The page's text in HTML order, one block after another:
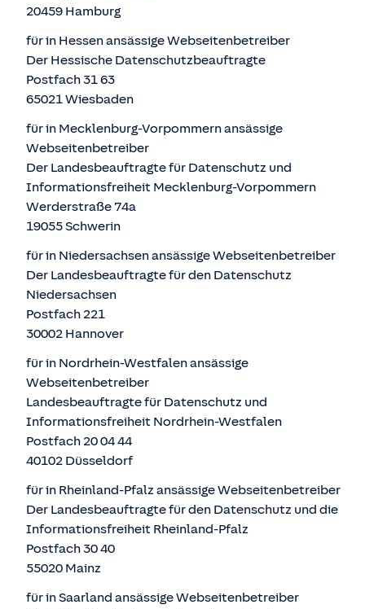
20459 Hamburg
für in Hessen ansässige Webseitenbetreiber
Der Hessische Datenschutzbeauftragte
Postfach 31 63
65021 Wiesbaden
für in Mecklenburg-Vorpommern ansässige
Webseitenbetreiber
Der Landesbeauftragte für Datenschutz und
Informationsfreiheit Mecklenburg-Vorpommern
Werderstraße 74a
19055 Schwerin
für in Niedersachsen ansässige Webseitenbetreiber
Der Landesbeauftragte für den Datenschutz
Niedersachsen
Postfach 221
30002 Hannover
für in Nordrhein-Westfalen ansässige
Webseitenbetreiber
Landesbeauftragte für Datenschutz und
Informationsfreiheit Nordrhein-Westfalen
Postfach 20 04 44
40102 Düsseldorf
für in Rheinland-Pfalz ansässige Webseitenbetreiber
Der Landesbeauftragte für den Datenschutz und die
Informationsfreiheit Rheinland-Pfalz
Postfach 30 40
55020 Mainz
für in Saarland ansässige Webseitenbetreiber